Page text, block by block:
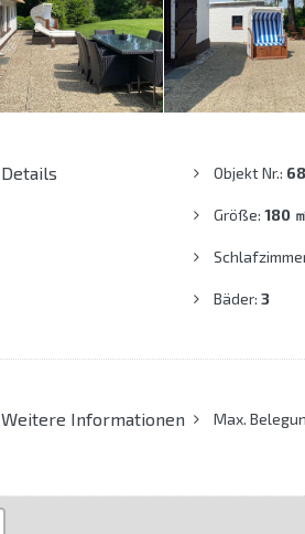
Details Objekt Nr.:
Größe: 180
Bäder: 3
Weitere Informationen Max.